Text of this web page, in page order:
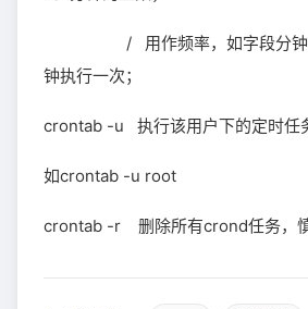
/ 用作频率，如字段分钟*/
钟执行一次；
crontab -u 执行该用户下的定时任
如crontab -u root
crontab -r 删除所有crond任务，慎